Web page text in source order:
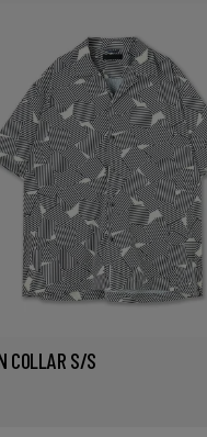
COLLAR S/S